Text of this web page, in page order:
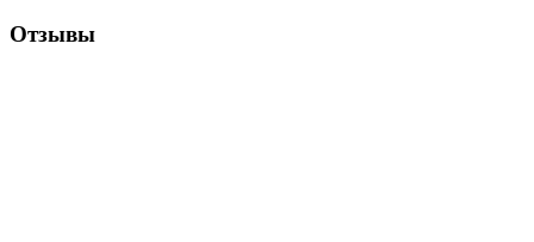
Отзывы